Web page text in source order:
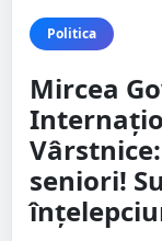
Politica
Mircea
seniori!